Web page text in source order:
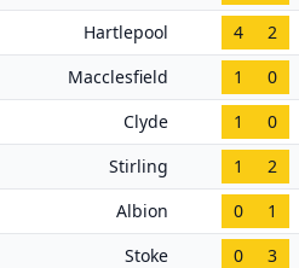
Hartlepool 4 2
Macclesfield 1 0
Clyde 1 0
Stirling 1 2
Albion 0 1
Stoke 0 3